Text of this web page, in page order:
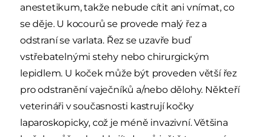
anestetikum, takže nebude cítit ani vnímat, co
se děje. U kocourů se provede malý řez a
odstraní se varlata. Řez se uzavře buď
vstřebatelnými stehy nebo chirurgickým
lepidlem. U koček může být proveden větší řez
pro odstranění vaječníků a/nebo dělohy. Někteří
veterináři v současnosti kastrují kočky
laparoskopicky, což je méně invazivní. Většina